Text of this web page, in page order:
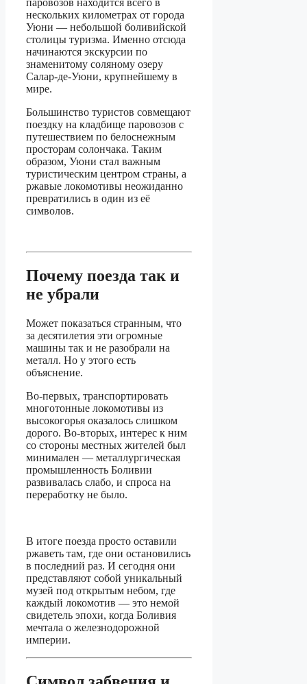
паровозов находится всего в
нескольких километрах от города
Уюни — небольшой боливийской
столицы туризма. Именно отсюда
начинаются экскурсии по
знаменитому соляному озеру
Салар-де-Уюни, крупнейшему в
мире.
Большинство туристов совмещают
поездку на кладбище паровозов с
путешествием по белоснежным
просторам солончака. Таким
образом, Уюни стал важным
туристическим центром страны, а
ржавые локомотивы неожиданно
превратились в один из её
символов.
Почему поезда так и
не убрали
Может показаться странным, что
за десятилетия эти огромные
машины так и не разобрали на
металл. Но у этого есть
объяснение.
Во-первых, транспортировать
многотонные локомотивы из
высокогорья оказалось слишком
дорого. Во-вторых, интерес к ним
со стороны местных жителей был
минимален — металлургическая
промышленность Боливии
развивалась слабо, и спроса на
переработку не было.
В итоге поезда просто оставили
ржаветь там, где они остановились
в последний раз. И сегодня они
представляют собой уникальный
музей под открытым небом, где
каждый локомотив — это немой
свидетель эпохи, когда Боливия
мечтала о железнодорожной
империи.